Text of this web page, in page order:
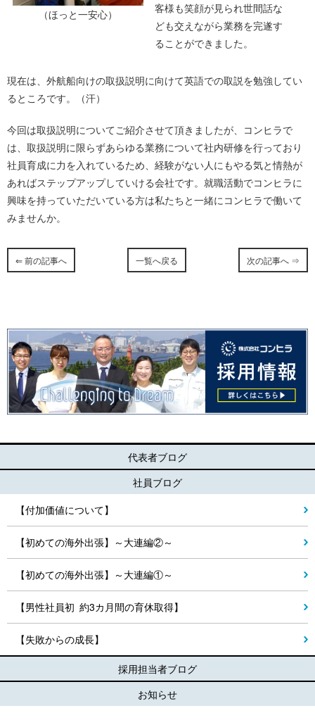
（ほっと一安心）
客様も笑顔が見られ世間話な
ども交えながら業務を完遂す
ることができました。
現在は、外航船向けの取扱説明に向けて英語での取説を勉強してい
るところです。（汗）
今回は取扱説明についてご紹介させて頂きましたが、コンヒラで
は、取扱説明に限らずあらゆる業務について社内研修を行っており
社員育成に力を入れているため、経験がない人にもやる気と情熱が
あればステップアップしていける会社です。就職活動でコンヒラに
興味を持っていただいている方は私たちと一緒にコンヒラで働いて
みませんか。
⇐ 前の記事へ 一覧へ戻る 次の記事へ ⇒
代表者ブログ
社員ブログ
【付加価値について】
【初めての海外出張】～大連編②～
【初めての海外出張】～大連編①～
【男性社員初 約3カ月間の育休取得】
【失敗からの成長】
採用担当者ブログ
お知らせ